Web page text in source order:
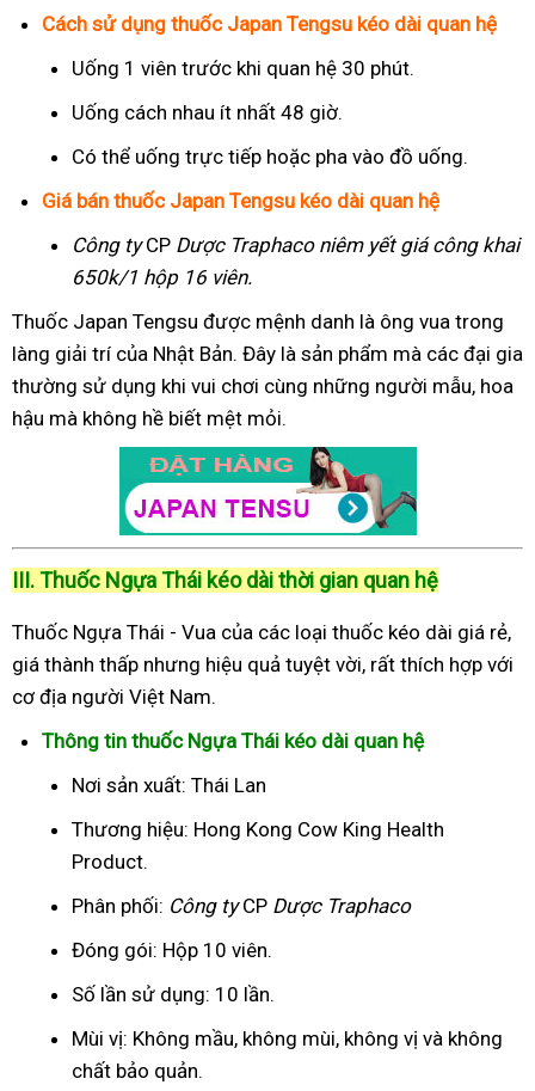
Cách sử dụng thuốc Japan Tengsu kéo dài quan hệ
Uống 1 viên trước khi quan hệ 30 phút.
Uống cách nhau ít nhất 48 giờ.
Có thể uống trực tiếp hoặc pha vào đồ uống.
Giá bán thuốc Japan Tengsu kéo dài quan hệ
Công tyCP Dược Traphaconiêm yết giá công khai
650k/1 hộp 16 viên.
Thuốc Japan Tengsu được mệnh danh là ông vua trong
làng giải trí của Nhật Bản. Đây là sản phẩm mà các đại gia
thường sử dụng khi vui chơi cùng những người mẫu, hoa
hậu mà không hề biết mệt mỏi.
III. Thuốc Ngựa Thái kéo dài thời gian quan hệ
Thuốc Ngựa Thái - Vua của các loại thuốc kéo dài giá rẻ,
giá thành thấp nhưng hiệu quả tuyệt vời, rất thích hợp với
cơ địa người Việt Nam.
Thông tin thuốc Ngựa Thái kéo dài quan hệ
Nơi sản xuất: Thái Lan
Thương hiệu: Hong Kong Cow King Health
Product.
Phân phối: Công tyCP Dược Traphaco
Đóng gói: Hộp 10 viên.
Số lần sử dụng: 10 lần.
Mùi vị: Không mầu, không mùi, không vị và không
chất bảo quản.